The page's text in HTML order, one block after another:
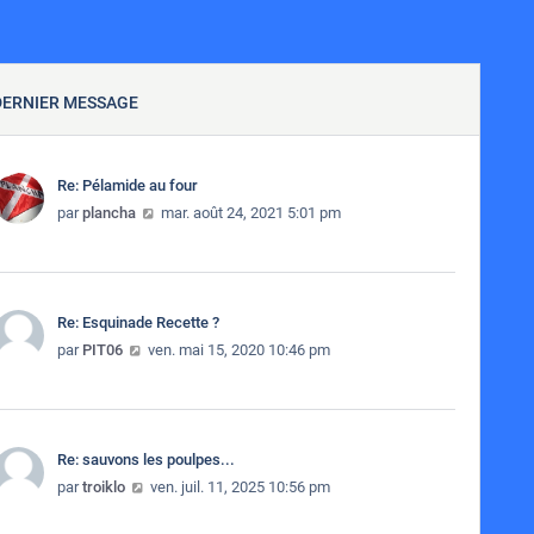
MESSAGE
Re: Pélamide au four
parplancha Consulter le dernier message
mar. août 24, 2021 5:01 pm
Re: Esquinade Recette ?
par PIT06 Consulter le dernier message
ven. mai 15, 2020 10:46 pm
Re: sauvons les poulpes...
partroiklo Consulter le dernier message
ven. juil. 11, 2025 10:56 pm